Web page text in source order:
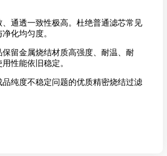
通透一致性极高。杜绝普通滤芯常见
化均匀度。
留金属烧结材质高强度、耐温、耐
性能依旧稳定。
纯度不稳定问题的优质精密烧结过滤